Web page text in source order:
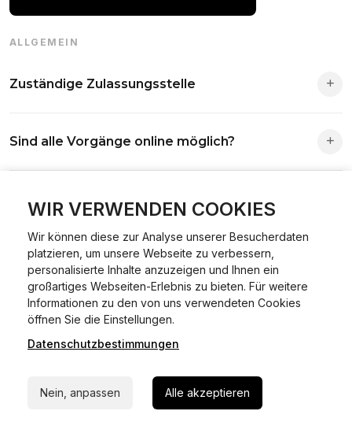
WIR VERWENDEN COOKIES
Wir können diese zur Analyse unserer Besucherdaten
platzieren, um unsere Webseite zu verbessern,
personalisierte Inhalte anzuzeigen und Ihnen ein
großartiges Webseiten-Erlebnis zu bieten. Für weitere
Informationen zu den von uns verwendeten Cookies
öffnen Sie die Einstellungen.
Datenschutzbestimmungen
Nein, anpassen Alle akzeptieren
ALLGEMEIN
Zuständige Zulassungsstelle
Antrag wird automatisch an die richtige Stelle weitergeleitet.
Sind alle Vorgänge online möglich?
Abmeldungen für Fahrzeuge mit Erstzulassung vor dem
Was ist Online Kfz-Zulassung?
Ein Internetverfahren, mit dem du Fahrzeuge anmelden,
ummelden oder abmelden kannst – inklusive Dateneingabe,
Dokumentprüfung und Bezahlung.
Welche Vorteile gibt es?
Zeitersparnis, flexible Durchführung, kein Besuch der
Behörde notwendig.
Welche Unterlagen werden benötigt?
Fahrzeugbrief, Fahrzeugschein, Ausweis oder Reisepass,
Versicherungsnachweis, falls erforderlich TÜV-Bericht.
Die Prozesse laufen über gesicherte Verbindungen mit